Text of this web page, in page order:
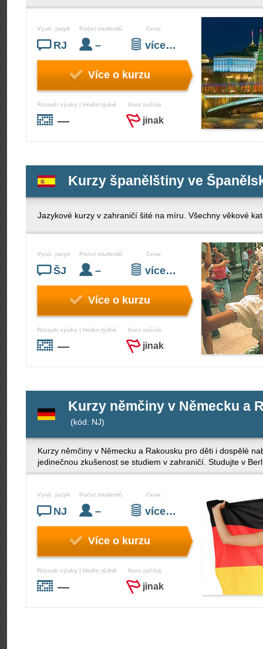
Vyuč. jazyk
RJ
Počet studentů
–
Cena
více…
Více o kurzu
Rozsah výuky | Hodin týdně
—
Kurz začíná
jinak
Kurzy španělštiny ve
Jazykové kurzy v zahraničí šité na míru. Všechny věkové
Vyuč. jazyk
ŠJ
Počet studentů
–
Cena
více…
Více o kurzu
Rozsah výuky | Hodin týdně
—
Kurz začíná
jinak
Kurzy němčiny v Německu a
(kód: NJ)
Kurzy němčiny v Německu a Rakousku pro děti i dospělé
jedinečnou zkušenost se studiem v zahraničí. Studujte v
Vyuč. jazyk
NJ
Počet studentů
–
Cena
více…
Více o kurzu
Rozsah výuky | Hodin týdně
—
Kurz začíná
jinak